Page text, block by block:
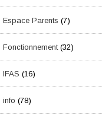
Espace Parents (7)
Fonctionnement(32)
IFAS (16)
info (78)